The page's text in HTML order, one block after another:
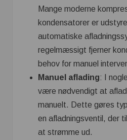
Mange moderne
kondensatorer er
automatiske
regelmæssigt fjerner
behov for manuel
Manuel aflading: I
være nødvendigt at
manuelt. Dette gøres
en afladningsventil, der
at strømme ud.